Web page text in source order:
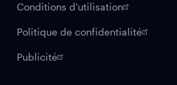
Conditions d'utilisation
Politique de confidentialité
Publicité